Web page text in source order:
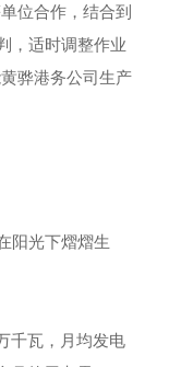
位合作，结合到
，适时调整作业
骅港务公司生产
阳光下熠熠生
千瓦，月均发电